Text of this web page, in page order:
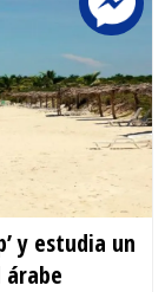
y estudia un